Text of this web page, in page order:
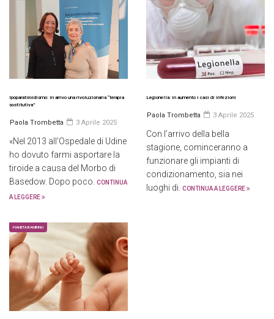
Ipoparatiroidismo: in arrivo una rivoluzionaria “terapia
sostitutiva”
Paola Trombetta 3 Aprile 2025
«Nel 2013 all’Ospedale di Udine
ho dovuto farmi asportare la
tiroide a causa del Morbo di
Basedow. Dopo poco.
CONTINUA
A LEGGERE
Legionella: in aumento i casi di infezioni
Paola Trombetta 3 Aprile 2025
Con l’arrivo della bella
stagione, cominceranno a
funzionare gli impianti di
condizionamento, sia nei
luoghi di.
CONTINUA A LEGGERE
PIANETA BAMBINO